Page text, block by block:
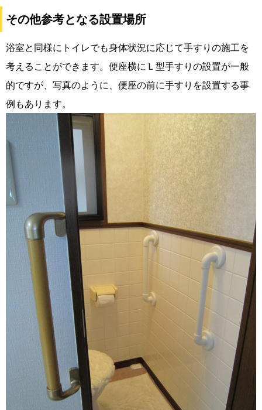
その他参考となる設置場所
浴室と同様にトイレでも身体状況に応じて手すりの施工を
考えることができます。便座横にＬ型手すりの設置が一般
的ですが、写真のように、便座の前に手すりを設置する事
例もあります。